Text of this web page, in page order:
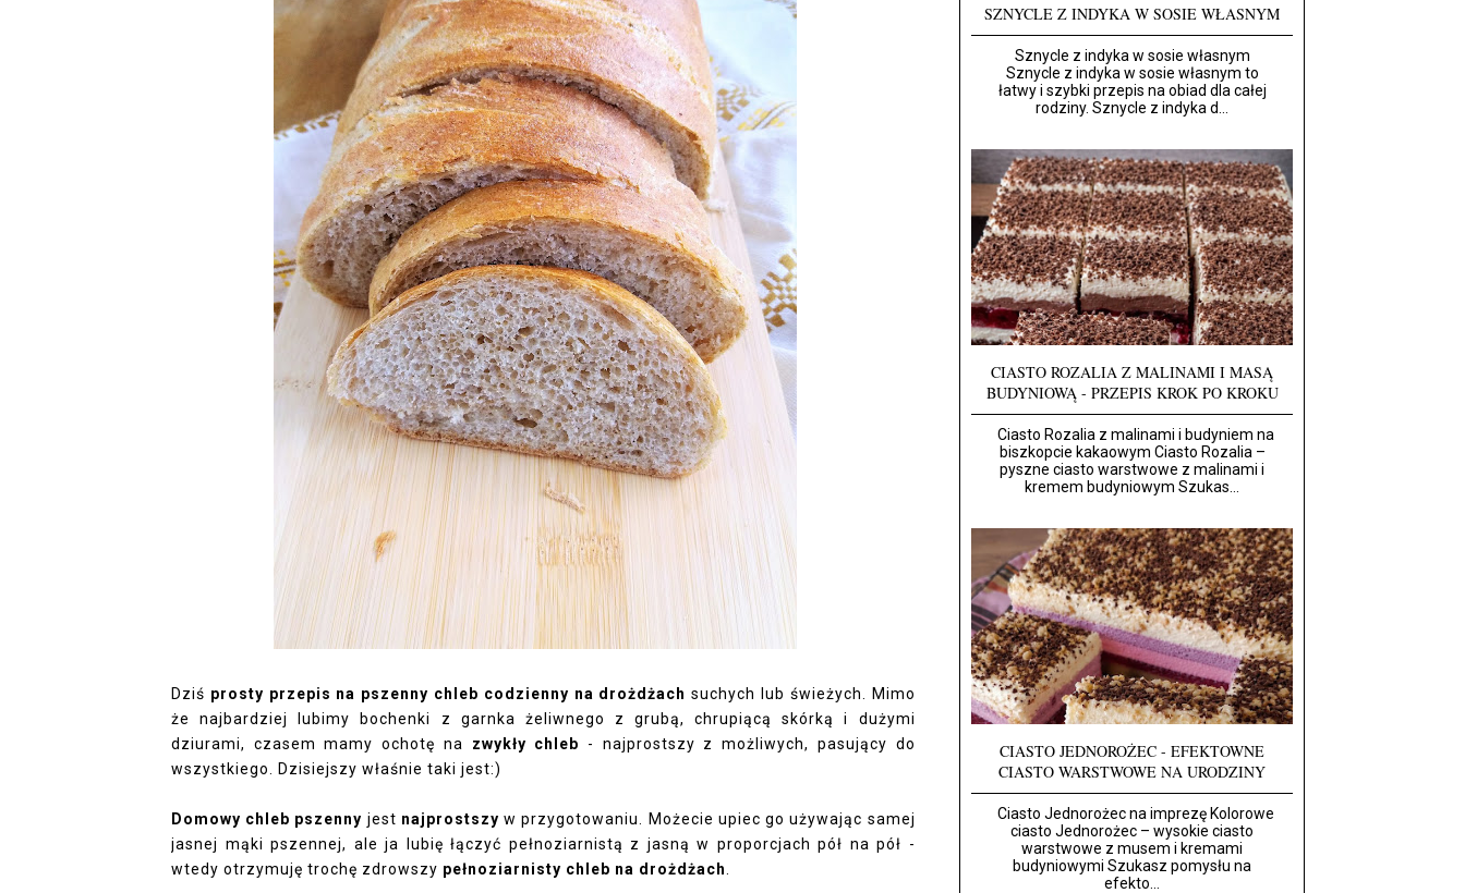
Dziś prosty przepis na pszenny chleb codzienny na drożdżach suchych lub świeżych. Mimo
że najbardziej lubimy bochenki z garnka żeliwnego z grubą, chrupiącą skórką i dużymi
dziurami, czasem mamy ochotę na zwykły chleb - najprostszy z możliwych, pasujący do
wszystkiego. Dzisiejszy właśnie taki jest:)
Domowy chleb pszenny jest najprostszy w przygotowaniu. Możecie upiec go używając samej
jasnej mąki pszennej, ale ja lubię łączyć pełnoziarnistą z jasną w proporcjach pół na pół -
wtedy otrzymuję trochę zdrowszy pełnoziarnisty chleb na drożdżach
SZNYCLE Z INDYKA W SOSIE WŁASNYM
Sznycle z indyka w sosie własnym
Sznycle z indyka w sosie własnym to
łatwy i szybki przepis na obiad dla całej
rodziny. Sznycle z indyka d...
CIASTO ROZALIA Z MALINAMI I MASĄ
BUDYNIOWĄ - PRZEPIS KROK PO KROKU
Ciasto Rozalia z malinami i budyniem na
biszkopcie kakaowym Ciasto Rozalia –
pyszne ciasto warstwowe z malinami i
kremem budyniowym Szukas...
CIASTO JEDNOROŻEC - EFEKTOWNE
CIASTO WARSTWOWE NA URODZINY
Ciasto Jednorożec na imprezę Kolorowe
ciasto Jednorożec – wysokie ciasto
warstwowe z musem i kremami
budyniowymi Szukasz pomysłu na
efekto...